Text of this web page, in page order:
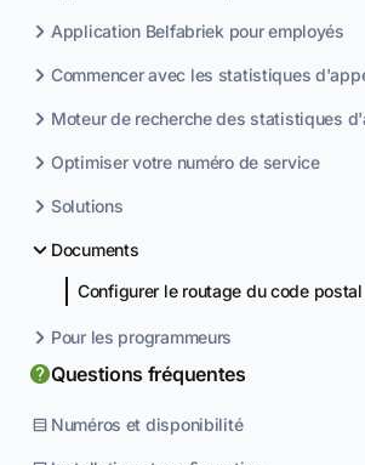
Application Belfabriek pour employés
Commencer avec les statistiques
Moteur de recherche des statistiques
Optimiser votre numéro de service
Solutions
Documents
Configurer le routage du code
Pour les programmeurs
Questions fréquentes
Numéros et disponibilité